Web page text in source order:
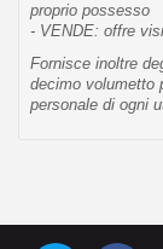
proprio possesso
- VENDE: offre
Fornisce inoltre
decimo volumetto
personale di ogni